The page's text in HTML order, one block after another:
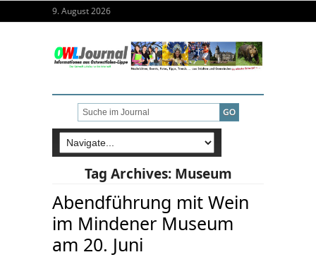
9. August 2026
Tag Archives: Museum
Abendführung mit Wein
im Mindener Museum
am 20. Juni